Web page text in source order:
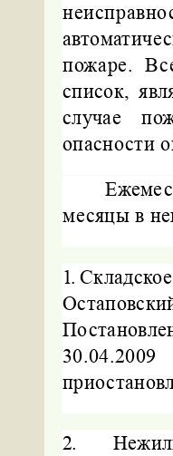
пожаре.
список,
случае
опасности
месяцы в
1.
30.04.2009
2.